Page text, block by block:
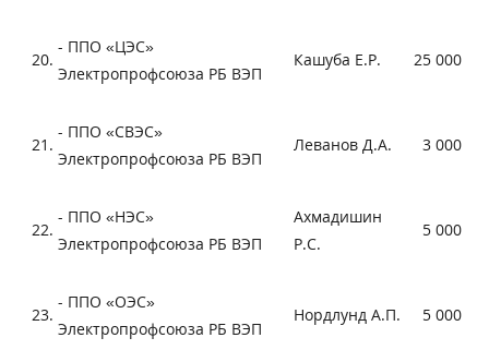
20.
- ППО «ЦЭС»
Электропрофсоюза РБ ВЭП
Кашуба Е.Р. 25 000
21.
- ППО «СВЭС»
Электропрофсоюза РБ ВЭП
Леванов Д.А. 3 000
22.
- ППО «НЭС»
Электропрофсоюза РБ ВЭП
Ахмадишин
Р.С.
5 000
23.
- ППО «ОЭС»
Электропрофсоюза РБ ВЭП
Нордлунд А.П. 5 000